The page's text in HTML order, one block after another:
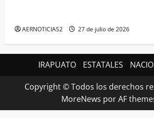
AERNOTICIAS2 27 de julio de 2026
IRAPUATO ESTATALES
Copyright © Todos los derechos
MoreNews por AF